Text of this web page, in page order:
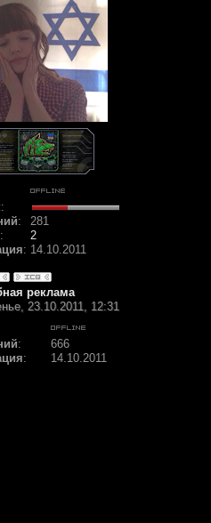
:
:
281
:
2
: 14.10.2011
реклама
23.10.2011, 12:31
:
666
: 14.10.2011